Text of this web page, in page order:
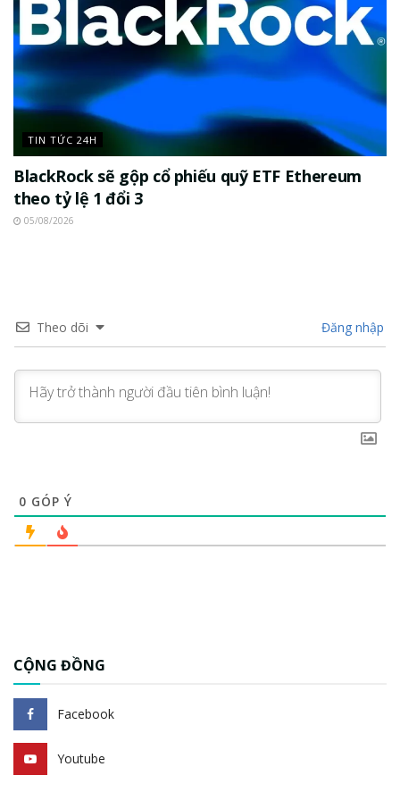
TIN TỨC 24H
BlackRock sẽ gộp cổ phiếu quỹ ETF Ethereum
theo tỷ lệ 1 đổi 3
05/08/2026
Theo dõi Đăng nhập
0 GÓP Ý
CỘNG ĐỒNG
Facebook
Youtube